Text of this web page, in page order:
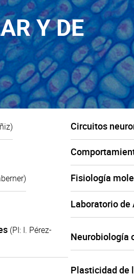
Y DE
Circuitos
Fisiología
Laboratorio
(PI: I. Pérez-
Neurobiología
Plasticidad de